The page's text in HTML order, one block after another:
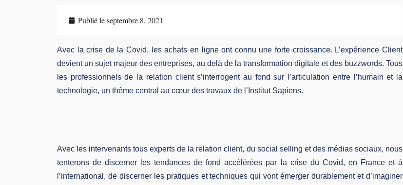
Publié leseptembre 8, 2021
Avec la crise de la Covid, les achats en ligne ont connu une forte croissance. L’expérience Client
devient un sujet majeur des entreprises, au delà de la transformation digitale et des buzzwords. Tous
les professionnels de la relation client s’interrogent au fond sur l’articulation entre l’humain et la
technologie, un thème central au cœur des travaux de l’Institut Sapiens.
Avec les intervenants tous experts de la relation client, du social selling et des médias sociaux, nous
tenterons de discerner les tendances de fond accélérées par la crise du Covid, en France et à
l’international, de discerner les pratiques et techniques qui vont émerger durablement et d’imaginer